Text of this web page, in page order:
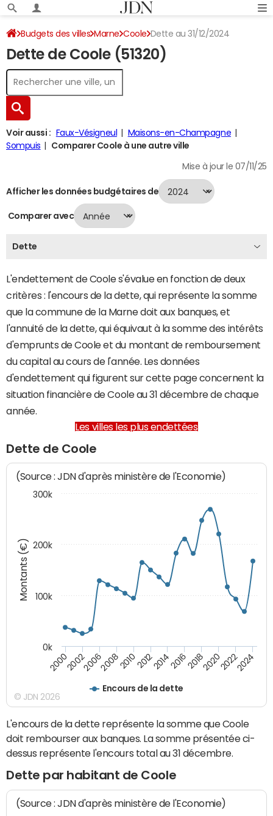
Budgets des villes Marne Coole Dette au 31/12/2024
Dette de Coole (51320)
Voir aussi : Faux-Vésigneul
Maisons-en-Champagne
Sompuis
Comparer Coole à une autre ville
Mise à jour le 07/11/25
Afficher les données budgétaires de
Comparer avec
Dette
L'endettement de Coole s'évalue en fonction de deux
critères : l'encours de la dette, qui représente la somme
que la commune de la Marne doit aux banques, et
l'annuité de la dette, qui équivaut à la somme des intérêts
d'emprunts de Coole et du montant de remboursement
du capital au cours de l'année. Les données
d'endettement qui figurent sur cette page concernent la
situation financière de Coole au 31 décembre de chaque
année.
Les villes les plus endettées
Dette de Coole
Montants (€)
(Source : JDN d'après ministère de l'Economie)
Encours de la dette
200020022006200820102012201420162018202020222024
0k
100k
200k
300k
© JDN 2026
L'encours de la dette représente la somme que Coole
doit rembourser aux banques. La somme présentée ci-
dessus représente l'encours total au 31 décembre.
Dette par habitant de Coole
(Source : JDN d'après ministère de l'Economie)